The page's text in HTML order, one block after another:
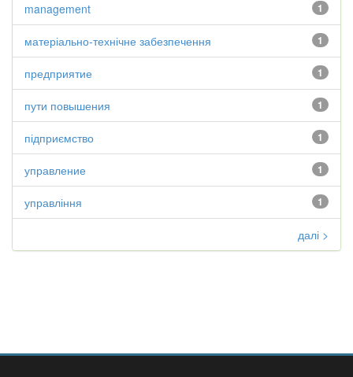
1
management
1
матеріально-технічне забезпечення
1
предприятие
1
пути повышения
1
підприємство
1
управление
1
управління
далі >